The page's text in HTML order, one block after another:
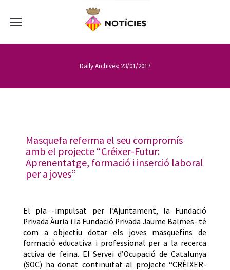
Daily Archives: 23/01/2017
Masquefa referma el seu compromís
amb el projecte “Créixer-Futur:
Aprenentatge, formació i inserció laboral
per a joves”
El pla -impulsat per l’Ajuntament, la Fundació
Privada Àuria i la Fundació Privada Jaume Balmes- té
com a objectiu dotar els joves masquefins de
formació educativa i professional per a la recerca
activa de feina. El Servei d’Ocupació de Catalunya
(SOC) ha donat continuïtat al projecte “CRÈIXER-